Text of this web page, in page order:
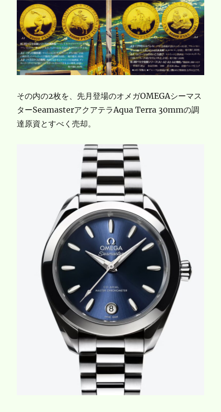
その内の2枚を、先月登場のオメガOMEGAシーマス
ターSeamasterアクアテラAqua Terra 30mmの調
達原資とすべく売却。